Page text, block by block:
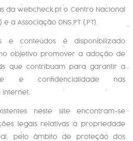
da webcheck.pt o Centro Nacional
a Associação DNS.PT (.PT).
e conteúdos é disponibilizado
objetivo promover a adoção de
que contribuam para garantir a
e confidencialidade nas
neste site encontram-se
legais relativas à propriedade
pelo âmbito de proteção dos